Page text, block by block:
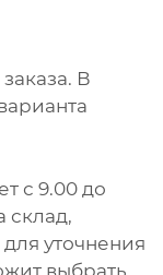
В
с 9.00 до
склад,
уточнения